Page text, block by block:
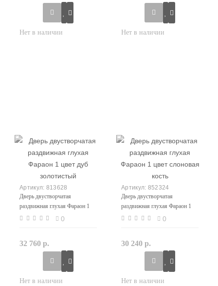
813628
Дверь двустворчатая
раздвижная глухая Фараон 1
цвет дуб золотистый
0
32 760 р.
852324
Дверь двустворчатая
раздвижная глухая Фараон 1
цвет слоновая кость
0
30 240 р.